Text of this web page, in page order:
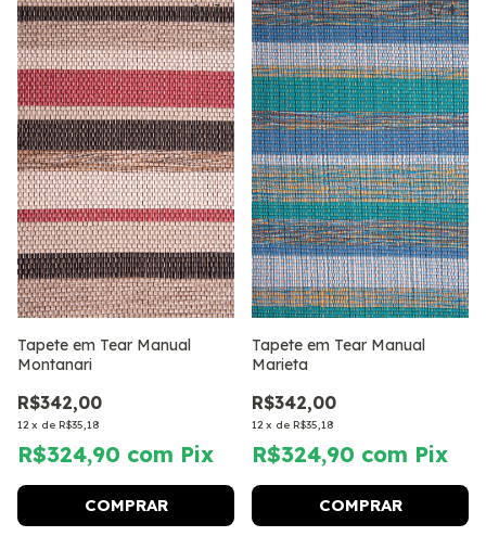
1/3
Tapete em Tear Manual
Montanari
R$342,00
12 x de R$35,18
R$324,90 com Pix
COMPRAR
1/4
Tapete em Tear Manual
Marieta
R$342,00
12 x de R$35,18
R$324,90 com Pix
COMPRAR